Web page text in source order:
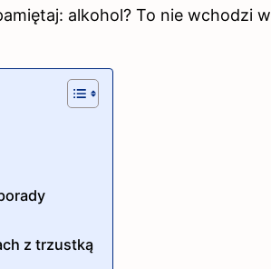
alkohol? To nie wchodzi w
z trzustką